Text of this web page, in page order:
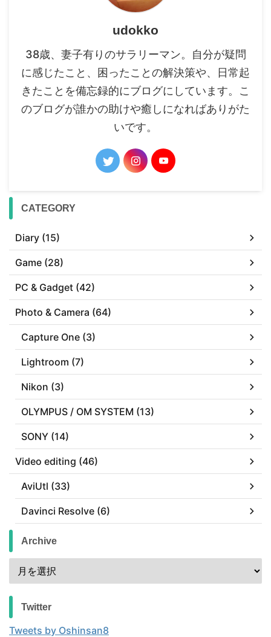
udokko
38歳、妻子有りのサラリーマン。自分が疑問
に感じたこと、困ったことの解決策や、日常起
きたことを備忘録的にブログにしています。こ
のブログが誰かの助けや癒しになればありがた
いです。
CATEGORY
Diary (15)
Game (28)
PC & Gadget (42)
Photo & Camera (64)
Capture One (3)
Lightroom (7)
Nikon (3)
OLYMPUS / OM SYSTEM (13)
SONY (14)
Video editing (46)
AviUtl (33)
Davinci Resolve (6)
Archive
Twitter
Tweets by Oshinsan8